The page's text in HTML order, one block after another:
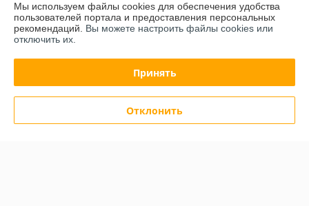
Полная версия сайта
Сайт создан на платформе Deal.by
Мы используем файлы cookies для обеспечения удобства
пользователей портала и предоставления персональных
рекомендаций. Вы можете настроить файлы cookies или
отключить их.
Принять
Отклонить